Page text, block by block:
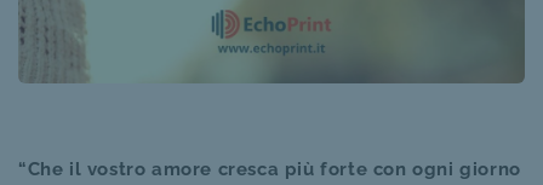
“Che il vostro amore cresca più forte con ogni giorno